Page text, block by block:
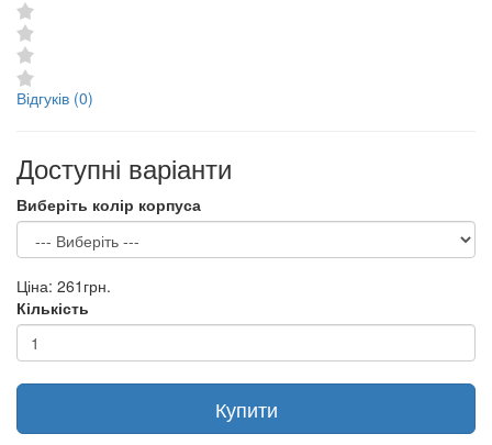
Відгуків (0)
Доступні варіанти
Виберіть колір корпуса
Ціна: 261грн.
Кількість
Купити